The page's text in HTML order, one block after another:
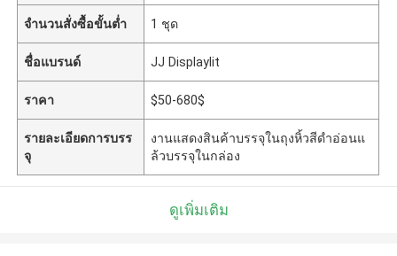
จำนวนสั่งซื้อขั้นต่ำ 1 ชุด
ชื่อแบรนด์ JJ Displaylit
ราคา $50-680$
รายละเอียดการบรร
จุ
งานแสดงสินค้าบรรจุในถุงหิ้วสีดำอ่อนแ
ล้วบรรจุในกล่อง
ดูเพิ่มเติม